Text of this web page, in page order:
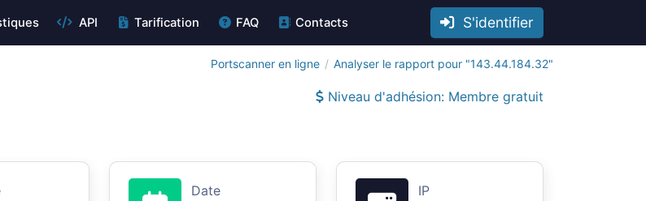
API Tarification FAQ Contacts S'identifier
Portscanner en ligne Analyser le rapport pour "143.44.184.32"
Niveau d'adhésion: Membre gratuit
Date IP